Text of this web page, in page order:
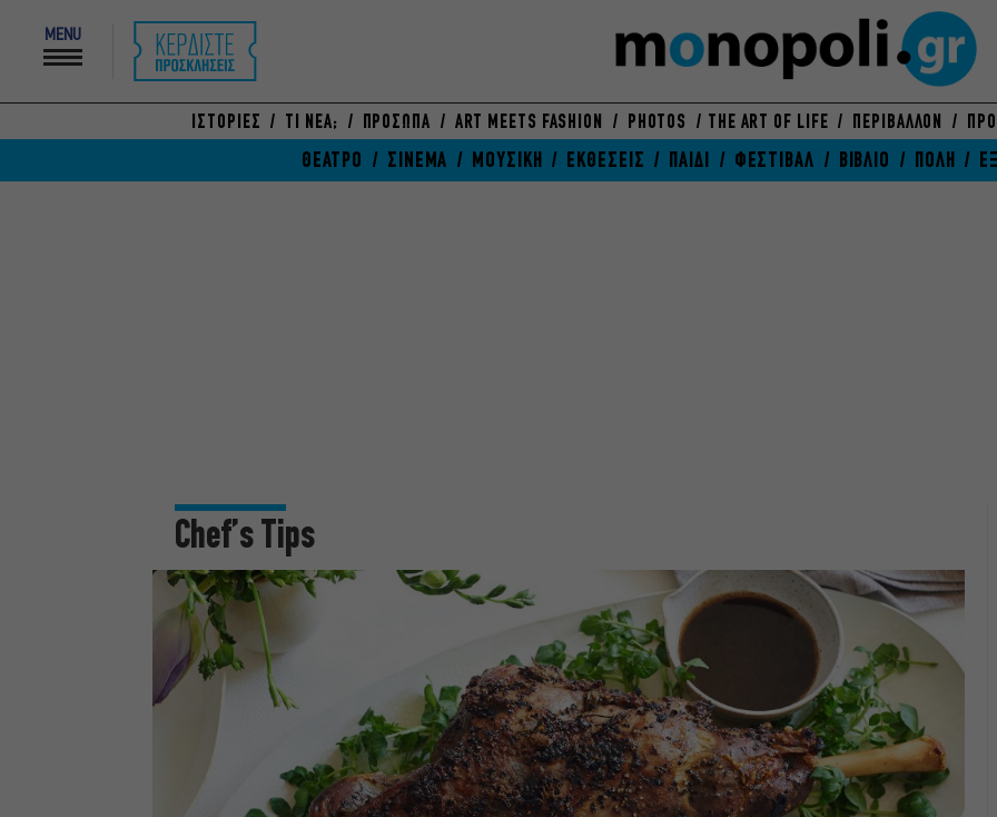
MENU
ΙΣΤΟΡΙΕΣ ΤΙ ΝΕΑ; ΠΡΟΣΩΠΑ ART MEETS FASHION PHOTOS THE ART OF LIFE ΠΕΡΙΒΑΛΛΟΝ
ΘΕΑΤΡΟ ΣΙΝΕΜΑ ΜΟΥΣΙΚΗ ΕΚΘΕΣΕΙΣ ΠΑΙΔΙ ΦΕΣΤΙΒΑΛ ΒΙΒΛΙΟ ΠΟΛΗ
Chef’s Τips